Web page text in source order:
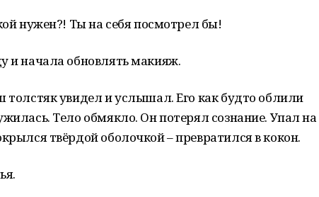
нужен?! Ты на себя посмотрел бы!
и начала обновлять макияж.
толстяк увидел и услышал. Его как будто облили
Тело обмякло. Он потерял сознание. Упал на
твёрдой оболочкой – превратился в кокон.